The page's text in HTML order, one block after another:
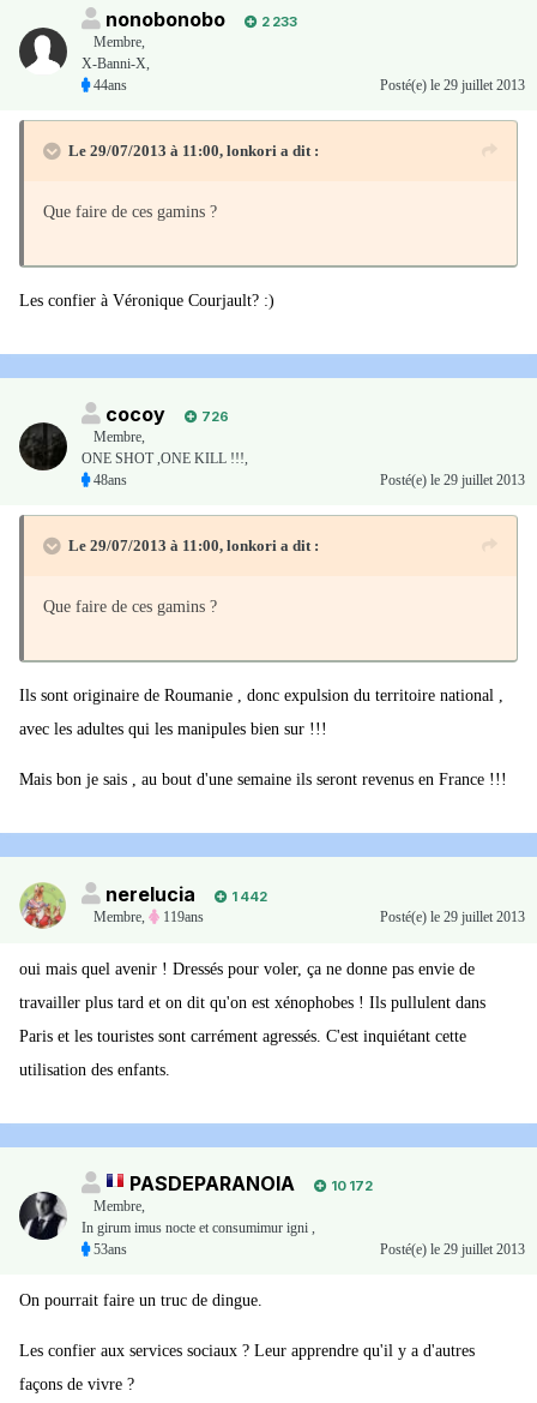
nonobonobo
2 233
Membre,
X-Banni-X,
44ans
Posté(e) le 29 juillet 2013
Le 29/07/2013 à 11:00, lonkori a dit :
Que faire de ces gamins ?
Les confier à Véronique Courjault? :)
cocoy
726
Membre,
ONE SHOT ,ONE KILL !!!,
48ans
Posté(e) le 29 juillet 2013
Le 29/07/2013 à 11:00, lonkori a dit :
Que faire de ces gamins ?
Ils sont originaire de Roumanie , donc expulsion du territoire national ,
avec les adultes qui les manipules bien sur !!!
Mais bon je sais , au bout d'une semaine ils seront revenus en France !!!
nerelucia
1 442
Membre, 119ans Posté(e) le 29 juillet 2013
oui mais quel avenir ! Dressés pour voler, ça ne donne pas envie de
travailler plus tard et on dit qu'on est xénophobes ! Ils pullulent dans
Paris et les touristes sont carrément agressés. C'est inquiétant cette
utilisation des enfants.
PASDEPARANOIA
10 172
Membre,
In girum imus nocte et consumimur igni ,
53ans
Posté(e) le 29 juillet 2013
On pourrait faire un truc de dingue.
Les confier aux services sociaux ? Leur apprendre qu'il y a d'autres
façons de vivre ?